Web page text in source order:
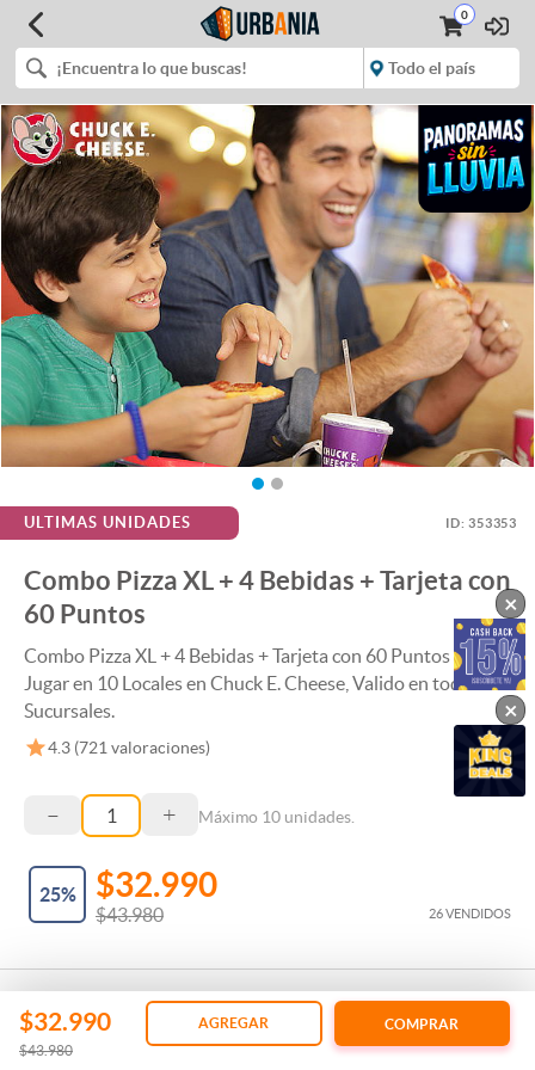
0
ULTIMAS UNIDADES ID:353353
Combo Pizza XL + 4 Bebidas + Tarjeta con
60 Puntos
Combo Pizza XL + 4 Bebidas + Tarjeta con 60 Puntos para
Jugar en 10 Locales en Chuck E. Cheese, Valido en todas las
Sucursales.
4.3 (721 valoraciones)
– + Máximo 10 unidades.
25% $32.990
$43.980 26 VENDIDOS
$32.990
$43.980
AGREGAR COMPRAR
×
×